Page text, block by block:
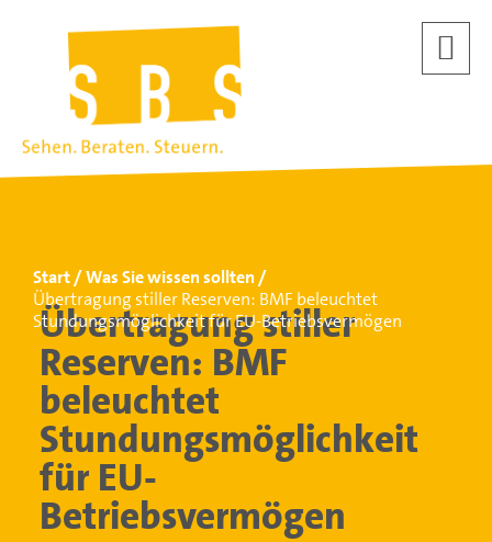
Start
Was Sie wissen sollten
Übertragung stiller Reserven: BMF beleuchtet
Stundungsmöglichkeit für EU-Betriebsvermögen
Übertragung stiller
Reserven: BMF
beleuchtet
Stundungsmöglichkeit
für EU-
Betriebsvermögen